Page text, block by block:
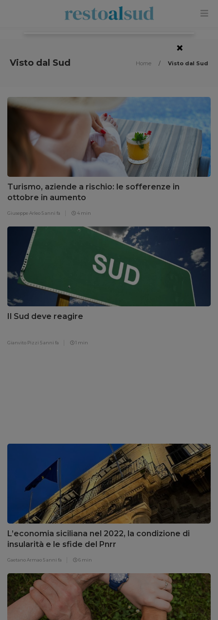
Visto dal Sud Home / Visto dal Sud
Turismo, aziende a rischio: le sofferenze in
ottobre in aumento
Giuseppe Arleo 5 anni fa 4 min
Il Sud deve reagire
Gianvito Pizzi 5 anni fa 1 min
L’economia siciliana nel 2022, la condizione di
insularità e le sfide del Pnrr
Gaetano Armao 5 anni fa 6 min
×